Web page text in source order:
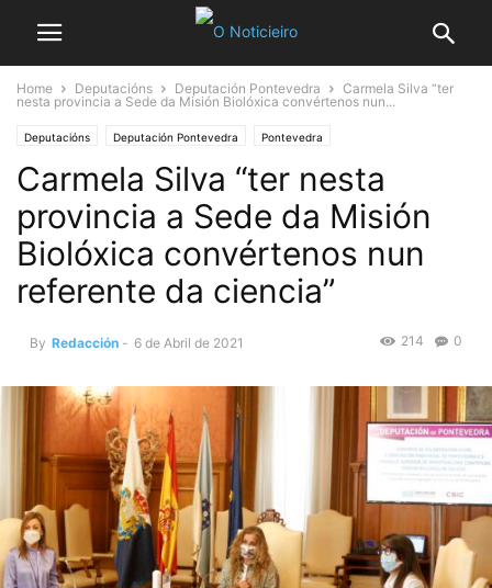
Home Deputacións Deputación Pontevedra
Carmela Silva “ter
nesta provincia a Sede da Misión Biolóxica convértenos nun...
Deputacións Deputación Pontevedra Pontevedra
Carmela Silva “ter nesta
provincia a Sede da Misión
Biolóxica convértenos nun
referente da ciencia”
By Redacción - 6 de Abril de 2021 0
214